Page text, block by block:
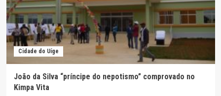
Cidade do Uíge
João da Silva “príncipe do nepotismo” comprovado no
Kimpa Vita